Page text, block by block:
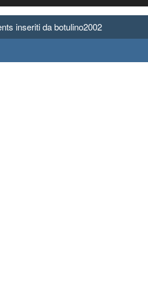
inseriti da botulino2002